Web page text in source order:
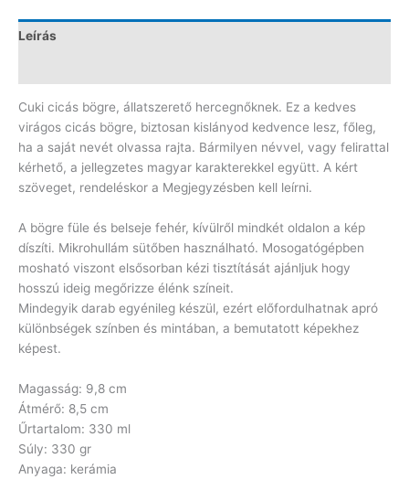
Leírás
Cuki cicás bögre, állatszerető hercegnőknek. Ez a kedves
virágos cicás bögre, biztosan kislányod kedvence lesz, főleg,
ha a saját nevét olvassa rajta. Bármilyen névvel, vagy felirattal
kérhető, a jellegzetes magyar karakterekkel együtt. A kért
szöveget, rendeléskor a Megjegyzésben kell leírni.
A bögre füle és belseje fehér, kívülről mindkét oldalon a kép
díszíti. Mikrohullám sütőben használható. Mosogatógépben
mosható viszont elsősorban kézi tisztítását ajánljuk hogy
hosszú ideig megőrizze élénk színeit.
Mindegyik darab egyénileg készül, ezért előfordulhatnak apró
különbségek színben és mintában, a bemutatott képekhez
képest.
Magasság: 9,8 cm
Átmérő: 8,5 cm
Űrtartalom: 330 ml
Súly: 330 gr
Anyaga: kerámia